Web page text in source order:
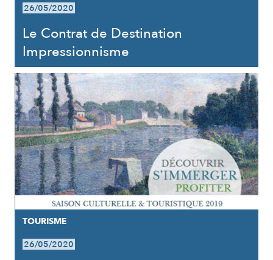
26/05/2020
Le Contrat de Destination
Impressionnisme
TOURISME
26/05/2020